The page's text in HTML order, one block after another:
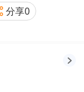
分享0